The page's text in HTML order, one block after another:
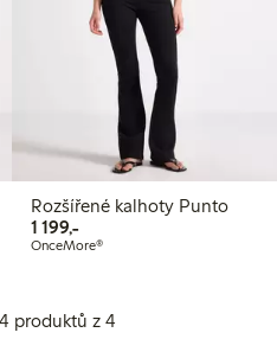
Rozšířené kalhoty Punto
1 199,-1 199,00 Kč
OnceMore®
produktů z 4